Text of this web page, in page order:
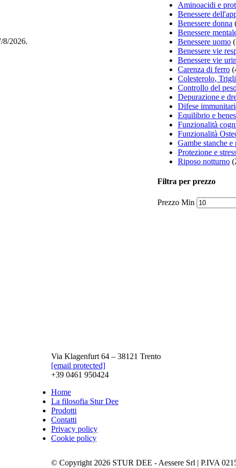
8/2026.
Aminoacidi e
Benessere
Benessere donna
Benessere
Benessere uomo
Benessere vie
Benessere vie
Carenza di ferro
Colesterolo,
Controllo del
Depurazione e
Difese
Equilibrio e
Funzionalità
Funzionalità
Gambe stanche e
Protezione e
Riposo notturno
Filtra per prezzo
Prezzo Min
Via Klagenfurt 64 – 38121 Trento
[email protected]
+39 0461 950424
Home
La filosofia Stur Dee
Prodotti
Contatti
Privacy policy
Cookie policy
© Copyright 2026 STUR DEE - Aessere Srl | P.IVA